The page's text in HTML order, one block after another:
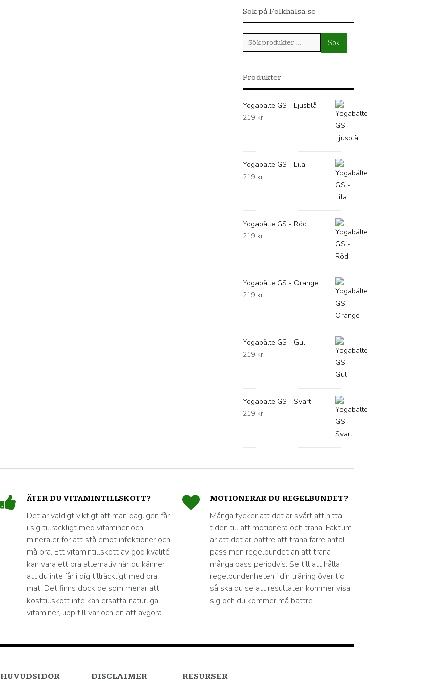
Sök på Folkhälsa.se
Sök
efter:
Sök
Produkter
Yogabälte GS - Ljusblå
219 kr
Yogabälte GS - Lila
219 kr
Yogabälte GS - Röd
219 kr
Yogabälte GS - Orange
219 kr
Yogabälte GS - Gul
219 kr
Yogabälte GS - Svart
219 kr
ÄTER DU VITAMINTILLSKOTT?
Det är väldigt viktigt att man dagligen får
i sig tillräckligt med vitaminer och
mineraler för att stå emot infektioner och
må bra. Ett vitamintillskott av god kvalité
kan vara ett bra alternativ när du känner
att du inte får i dig tillräckligt med bra
mat. Det finns dock de som menar att
kosttillskott inte kan ersätta naturliga
vitaminer, upp till var och en att avgöra.
MOTIONERAR DU REGELBUNDET?
Många tycker att det är svårt att hitta
tiden till att motionera och träna. Faktum
är att det är bättre att träna färre antal
pass men regelbundet än att träna
många pass periodvis. Se till att hålla
regelbundenheten i din träning över tid
så ska du se att resultaten kommer visa
sig och du kommer må bättre.
HUVUDSIDOR DISCLAIMER RESURSER